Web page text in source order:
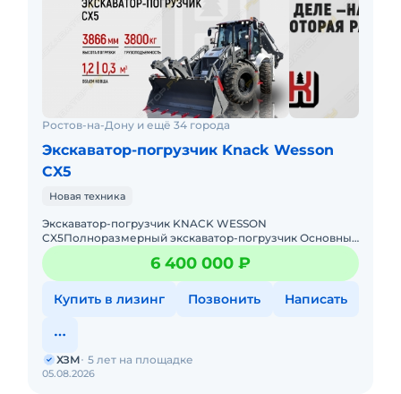
Ростов-на-Дону и ещё 34 города
Экскаватор-погрузчик Knack Wesson
CX5
Новая техника
Экскаватор-погрузчик KNACK WESSON
CX5Полноразмерный экскаватор-погрузчик Основные
характеристики- Грузоподъемность: 2500 кг
(номинальная), 3800 кг (максимальная
6 400 000 ₽
Купить в лизинг Позвонить Написать
05.08.2026
ХЗМ 5 лет на площадке